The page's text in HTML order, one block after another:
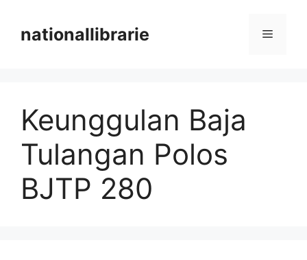
contentnationallibrarie Menu
Keunggulan Baja
Tulangan Polos
BJTP 280